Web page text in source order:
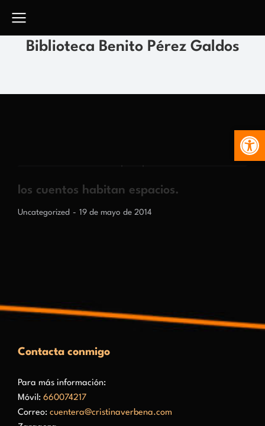
Biblioteca Benito Pérez Galdos
los cuentos habitan espacios.
Uncategorized 19 de mayo de 2014
Contacta conmigo
Para más información:
Móvil: 660074217
Correo: cuentera@cristinaverbena.com